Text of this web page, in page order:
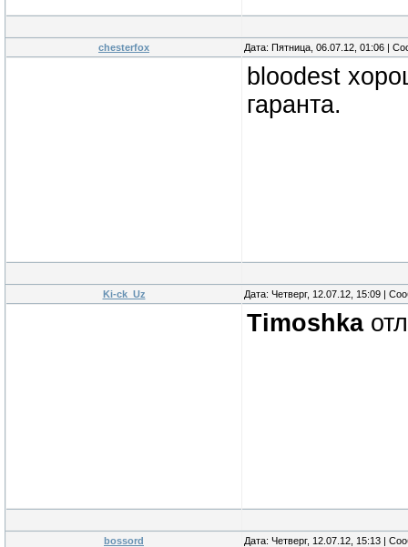
chesterfox Дата: Пятница, 06.07.12, 01:06 |
bloodest
гаранта.
Ki-ck_Uz Дата: Четверг, 12.07.12, 15:09 |
Timoshka
bossord Дата: Четверг, 12.07.12, 15:13 |